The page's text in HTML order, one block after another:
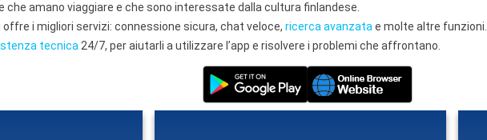
che amano viaggiare e che sono interessate dalla cultura finlandese.
offre i migliori servizi: connessione sicura, chat veloce, ricerca avanzata e molte altre
tecnica 24/7, per aiutarli a utilizzare l’app e risolvere i problemi che affrontano.